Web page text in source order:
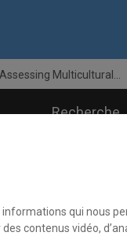
Multicultural...
Recherche
informations qui nous
contenus vidéo,